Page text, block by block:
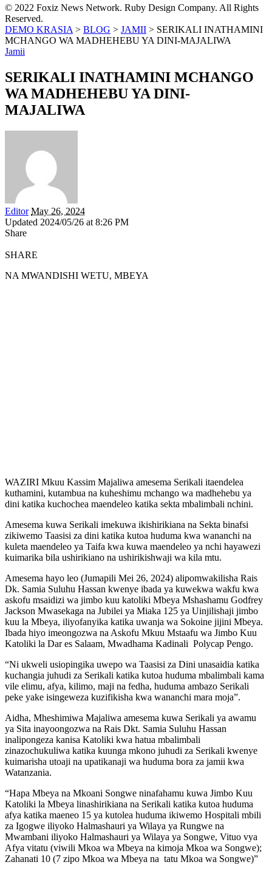
© 2022 Foxiz News Network. Ruby Design Company. All Rights
Reserved.
DEMO KRASIA > BLOG > JAMII > SERIKALI INATHAMINI
MCHANGO WA MADHEHEBU YA DINI-MAJALIWA
Jamii
SERIKALI INATHAMINI MCHANGO
WA MADHEHEBU YA DINI-
MAJALIWA
Editor May 26, 2024
Updated 2024/05/26 at 8:26 PM
Share
SHARE
NA MWANDISHI WETU, MBEYA
WAZIRI Mkuu Kassim Majaliwa amesema Serikali itaendelea
kuthamini, kutambua na kuheshimu mchango wa madhehebu ya
dini katika kuchochea maendeleo katika sekta mbalimbali nchini.
Amesema kuwa Serikali imekuwa ikishirikiana na Sekta binafsi
zikiwemo Taasisi za dini katika kutoa huduma kwa wananchi na
kuleta maendeleo ya Taifa kwa kuwa maendeleo ya nchi hayawezi
kuimarika bila ushirikiano na ushirikishwaji wa kila mtu.
Amesema hayo leo (Jumapili Mei 26, 2024) alipomwakilisha Rais
Dk. Samia Suluhu Hassan kwenye ibada ya kuwekwa wakfu kwa
askofu msaidizi wa jimbo kuu katoliki Mbeya Mshashamu Godfrey
Jackson Mwasekaga na Jubilei ya Miaka 125 ya Uinjilishaji jimbo
kuu la Mbeya, iliyofanyika katika uwanja wa Sokoine jijini Mbeya.
Ibada hiyo imeongozwa na Askofu Mkuu Mstaafu wa Jimbo Kuu
Katoliki la Dar es Salaam, Mwadhama Kadinali Polycap Pengo.
“Ni ukweli usiopingika uwepo wa Taasisi za Dini unasaidia katika
kuchangia juhudi za Serikali katika kutoa huduma mbalimbali kama
vile elimu, afya, kilimo, maji na fedha, huduma ambazo Serikali
peke yake isingeweza kuzifikisha kwa wananchi mara moja”.
Aidha, Mheshimiwa Majaliwa amesema kuwa Serikali ya awamu
ya Sita inayoongozwa na Rais Dkt. Samia Suluhu Hassan
inalipongeza kanisa Katoliki kwa hatua mbalimbali
zinazochukuliwa katika kuunga mkono juhudi za Serikali kwenye
kuimarisha utoaji na upatikanaji wa huduma bora za jamii kwa
Watanzania.
“Hapa Mbeya na Mkoani Songwe ninafahamu kuwa Jimbo Kuu
Katoliki la Mbeya linashirikiana na Serikali katika kutoa huduma
afya katika maeneo 15 ya kutolea huduma ikiwemo Hospitali mbili
za Igogwe iliyoko Halmashauri ya Wilaya ya Rungwe na
Mwambani iliyoko Halmashauri ya Wilaya ya Songwe, Vituo vya
Afya vitatu (viwili Mkoa wa Mbeya na kimoja Mkoa wa Songwe);
Zahanati 10 (7 zipo Mkoa wa Mbeya na tatu Mkoa wa Songwe)”